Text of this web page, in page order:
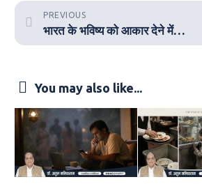
PREVIOUS
भारत के भविष्य को आकार देने में युवाओं की भूमिका को कम नहीं आँका जा सकता
You may also like...